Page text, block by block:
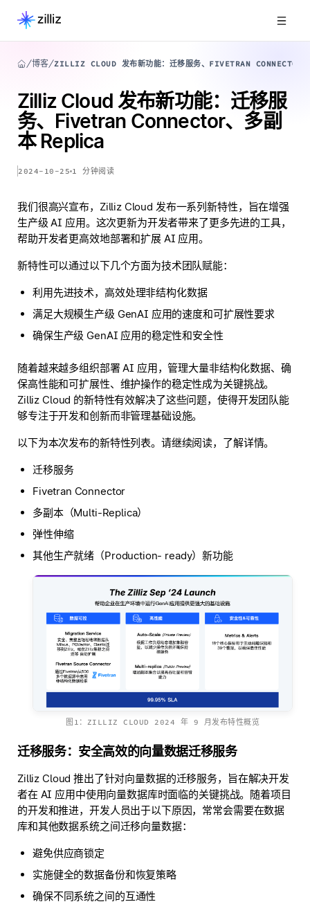
博客 ZILLIZ CLOUD 发布新功能：迁移服务、FIVETRAN CONNECTOR
Zilliz Cloud 发布新功能：迁移服
务、Fivetran Connector、多副
本 Replica
2024-10-25 1 分钟阅读
我们很高兴宣布，Zilliz Cloud 发布一系列新特性，旨在增强
生产级 AI 应用。这次更新为开发者带来了更多先进的工具，
帮助开发者更高效地部署和扩展 AI 应用。
新特性可以通过以下几个方面为技术团队赋能：
利用先进技术，高效处理非结构化数据
满足大规模生产级 GenAI 应用的速度和可扩展性要求
确保生产级 GenAI 应用的稳定性和安全性
随着越来越多组织部署 AI 应用，管理大量非结构化数据、确
保高性能和可扩展性、维护操作的稳定性成为关键挑战。
Zilliz Cloud 的新特性有效解决了这些问题，使得开发团队能
够专注于开发和创新而非管理基础设施。
以下为本次发布的新特性列表。请继续阅读，了解详情。
迁移服务
Fivetran Connector
多副本（Multi-Replica）
弹性伸缩
其他生产就绪（Production- ready）新功能
图1：ZILLIZ CLOUD 2024 年 9 月发布特性概览
迁移服务：安全高效的向量数据迁移服务
Zilliz Cloud 推出了针对向量数据的迁移服务，旨在解决开发
者在 AI 应用中使用向量数据库时面临的关键挑战。随着项目
的开发和推进，开发人员出于以下原因，常常会需要在数据
库和其他数据系统之间迁移向量数据：
避免供应商锁定
实施健全的数据备份和恢复策略
确保不同系统之间的互通性